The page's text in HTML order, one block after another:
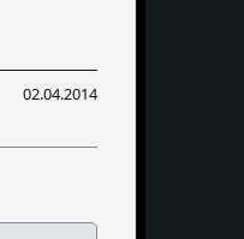
02.04.2014